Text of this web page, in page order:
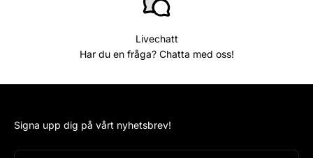
Livechatt
Har du en fråga? Chatta med oss!
Signa upp dig på vårt nyhetsbrev!